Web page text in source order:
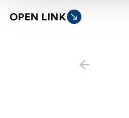
OPEN LINK south_east
arrow_back